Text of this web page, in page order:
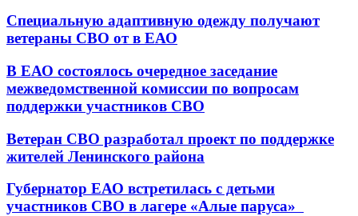
Специальную адаптивную одежду получают
ветераны СВО от в ЕАО
В ЕАО состоялось очередное заседание
межведомственной комиссии по вопросам
поддержки участников СВО
Ветеран СВО разработал проект по поддержке
жителей Ленинского района
Губернатор ЕАО встретилась с детьми
участников СВО в лагере «Алые паруса»